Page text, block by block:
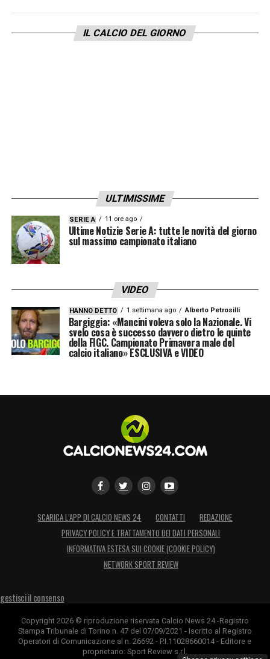
LA PLAYLIST DELLE NOSTRE TOP NEWS
IL CALCIO DEL GIORNO
ULTIMISSIME
SERIE A 11 ore ago
Ultime Notizie Serie A: tutte le novità del giorno
sul massimo campionato italiano
VIDEO
HANNO DETTO 1 settimana ago Alberto Petrosilli
Bargiggia: «Mancini voleva solo la Nazionale. Vi
svelo cosa è successo davvero dietro le quinte
della FIGC. Campionato Primavera male del
calcio italiano» ESCLUSIVA e VIDEO
SCARICA L’APP DI CALCIO NEWS 24 CONTATTI
REDAZIONE
PRIVACY POLICY E TRATTAMENTO DEI DATI PERSONALI
INFORMATIVA ESTESA SUI COOKIE (COOKIE POLICY)
NETWORK SPORT REVIEW
gestisci il consenso
Copyright 2026 © riproduzione riservata Calcio News 24 -Registro
Stampa Tribunale di Torino n. 47 del 07/09/2021 - Iscritto al Registro
Operatori di Comunicazione al n. 26692 - P.I.11028660014 - Editore e
proprietario: Sport Review s.r.l.